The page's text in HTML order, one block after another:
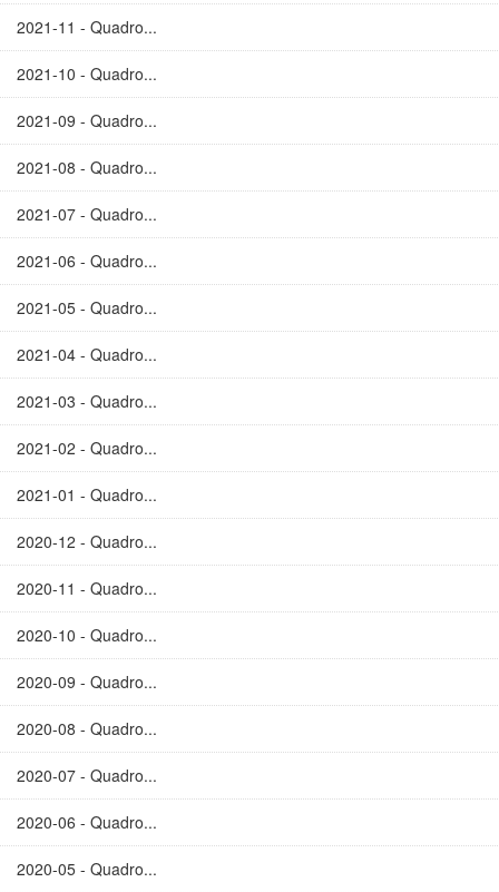
2021-11 - Quadro...
2021-10 - Quadro...
2021-09 - Quadro...
2021-08 - Quadro...
2021-07 - Quadro...
2021-06 - Quadro...
2021-05 - Quadro...
2021-04 - Quadro...
2021-03 - Quadro...
2021-02 - Quadro...
2021-01 - Quadro...
2020-12 - Quadro...
2020-11 - Quadro...
2020-10 - Quadro...
2020-09 - Quadro...
2020-08 - Quadro...
2020-07 - Quadro...
2020-06 - Quadro...
2020-05 - Quadro...